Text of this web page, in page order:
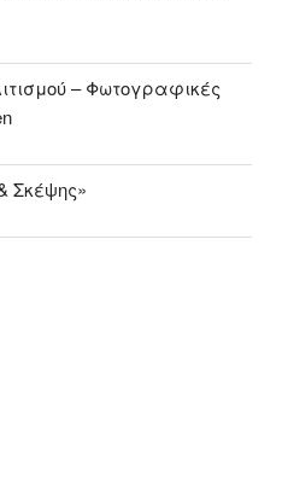
– Φωτογραφικές
Σκέψης»